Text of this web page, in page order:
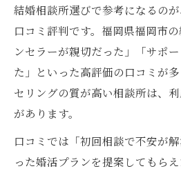
結婚相談所選びで参考になるの
口コミ評判です。福岡県福岡市
ンセラーが親切だった」「サポ
た」といった高評価の口コミが
セリングの質が高い相談所は、
があります。
口コミでは「初回相談で不安が
った婚活プランを提案してもら